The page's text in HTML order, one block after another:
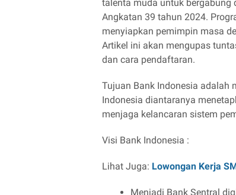
talenta muda untuk bergabung
Angkatan 39 tahun 2024.
menyiapkan pemimpin masa
Artikel ini akan mengupas
dan cara pendaftaran.
Tujuan Bank Indonesia adalah
Indonesia diantaranya
menjaga kelancaran sistem
Visi Bank Indonesia :
Lihat Juga: Lowongan Kerja
Menjadi Bank Sentral